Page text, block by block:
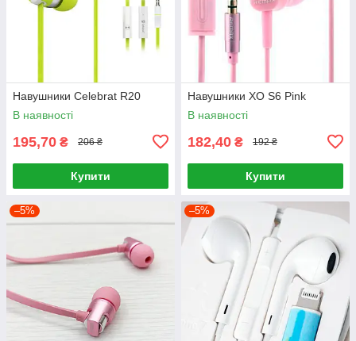
Навушники Celebrat R20
В наявності
195,70 ₴ 206 ₴
Купити
Навушники XO S6 Pink
В наявності
182,40 ₴ 192 ₴
Купити
–5% –5%